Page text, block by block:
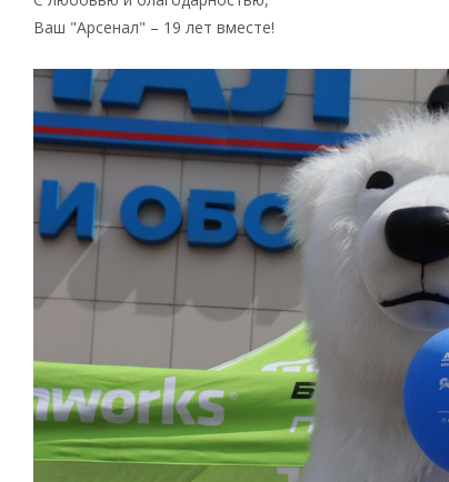
Ваш "Арсенал" – 19 лет вместе!